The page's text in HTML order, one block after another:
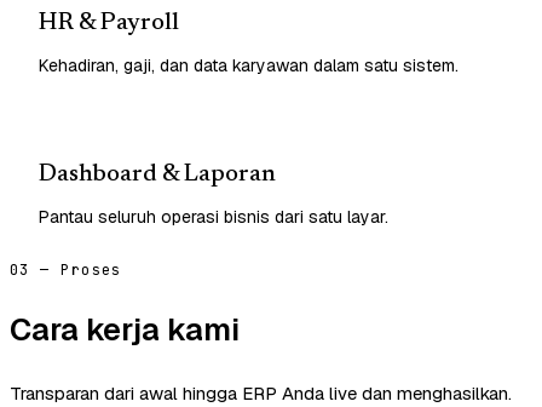
HR & Payroll
Kehadiran, gaji, dan data karyawan dalam satu sistem.
Dashboard & Laporan
Pantau seluruh operasi bisnis dari satu layar.
03 — Proses
Cara kerja kami
Transparan dari awal hingga ERP Anda live dan menghasilkan.